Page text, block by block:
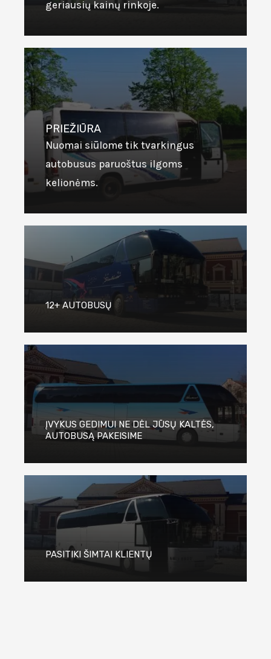
geriausių kainų rinkoje.
PRIEŽIŪRA
Nuomai siūlome tik tvarkingus
autobusus paruoštus ilgoms
kelionėms.
12+ AUTOBUSŲ
ĮVYKUS GEDIMUI NE DĖL JŪSŲ KALTĖS,
AUTOBUSĄ PAKEISIME
PASITIKI ŠIMTAI KLIENTŲ